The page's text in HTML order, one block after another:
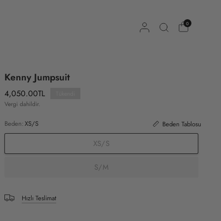
0
Kenny Jumpsuit
4,050.00TL
Vergi dahildir.
Beden:XS/S Beden Tablosu
XS/S
S/M
Hızlı Teslimat